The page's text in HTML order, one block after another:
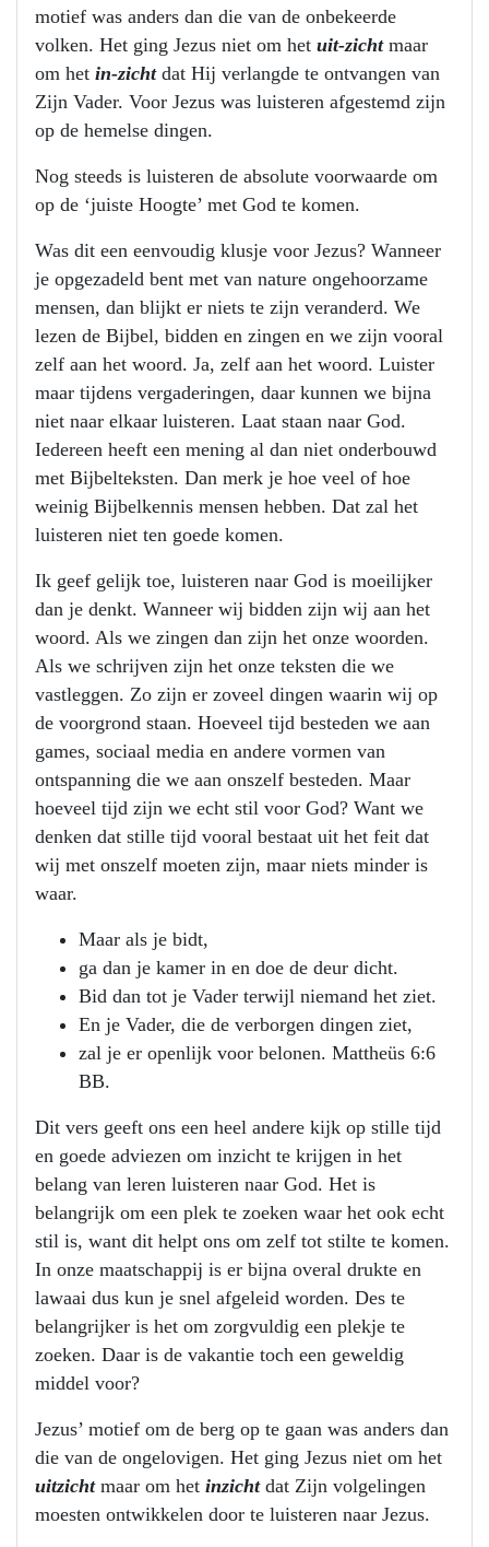
motief was anders dan die van de onbekeerde
volken. Het ging Jezus niet om het uit-zichtmaar
om het in-zichtdat Hij verlangde te ontvangen van
Zijn Vader. Voor Jezus was luisteren afgestemd zijn
op de hemelse dingen.
Nog steeds is luisteren de absolute voorwaarde om
op de ‘juiste Hoogte’ met God te komen.
Was dit een eenvoudig klusje voor Jezus? Wanneer
je opgezadeld bent met van nature ongehoorzame
mensen, dan blijkt er niets te zijn veranderd. We
lezen de Bijbel, bidden en zingen en we zijn vooral
zelf aan het woord. Ja, zelf aan het woord. Luister
maar tijdens vergaderingen, daar kunnen we bijna
niet naar elkaar luisteren. Laat staan naar God.
Iedereen heeft een mening al dan niet onderbouwd
met Bijbelteksten. Dan merk je hoe veel of hoe
weinig Bijbelkennis mensen hebben. Dat zal het
luisteren niet ten goede komen.
Ik geef gelijk toe, luisteren naar God is moeilijker
dan je denkt. Wanneer wij bidden zijn wij aan het
woord. Als we zingen dan zijn het onze woorden.
Als we schrijven zijn het onze teksten die we
vastleggen. Zo zijn er zoveel dingen waarin wij op
de voorgrond staan. Hoeveel tijd besteden we aan
games, sociaal media en andere vormen van
ontspanning die we aan onszelf besteden. Maar
hoeveel tijd zijn we echt stil voor God? Want we
denken dat stille tijd vooral bestaat uit het feit dat
wij met onszelf moeten zijn, maar niets minder is
waar.
Maar als je bidt,
ga dan je kamer in en doe de deur dicht.
Bid dan tot je Vader terwijl niemand het ziet.
En je Vader, die de verborgen dingen ziet,
zal je er openlijk voor belonen. Mattheüs 6:6
BB.
Dit vers geeft ons een heel andere kijk op stille tijd
en goede adviezen om inzicht te krijgen in het
belang van leren luisteren naar God. Het is
belangrijk om een plek te zoeken waar het ook echt
stil is, want dit helpt ons om zelf tot stilte te komen.
In onze maatschappij is er bijna overal drukte en
lawaai dus kun je snel afgeleid worden. Des te
belangrijker is het om zorgvuldig een plekje te
zoeken. Daar is de vakantie toch een geweldig
middel voor?
Jezus’ motief om de berg op te gaan was anders dan
die van de ongelovigen. Het ging Jezus niet om het
uitzichtmaar om het inzichtdat Zijn volgelingen
moesten ontwikkelen door te luisteren naar Jezus.